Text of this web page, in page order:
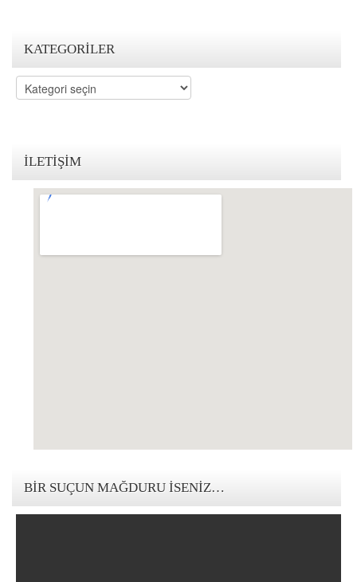
KATEGORILER
Kategoriler
İLETIŞIM
BIR SUÇUN MAĞDURU İSENIZ…